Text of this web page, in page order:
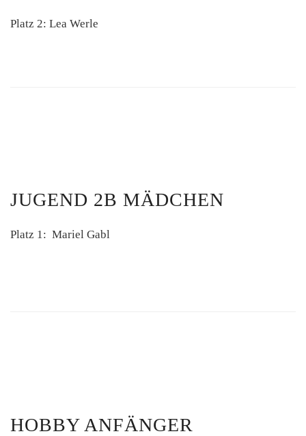
Platz 2: Lea Werle
JUGEND 2B MÄDCHEN
Platz 1: Mariel Gabl
HOBBY ANFÄNGER